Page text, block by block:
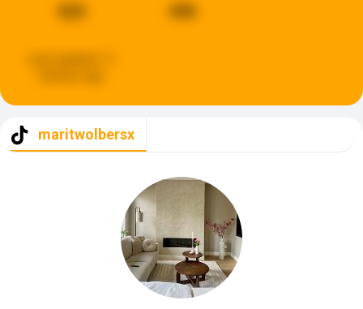
498
maritwolbersx